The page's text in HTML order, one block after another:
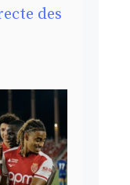
des